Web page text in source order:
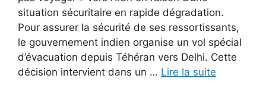
situation sécuritaire en rapide dégradation.
Pour assurer la sécurité de ses ressortissants,
le gouvernement indien organise un vol spécial
d’évacuation depuis Téhéran vers Delhi. Cette
décision intervient dans un … Lire la suite